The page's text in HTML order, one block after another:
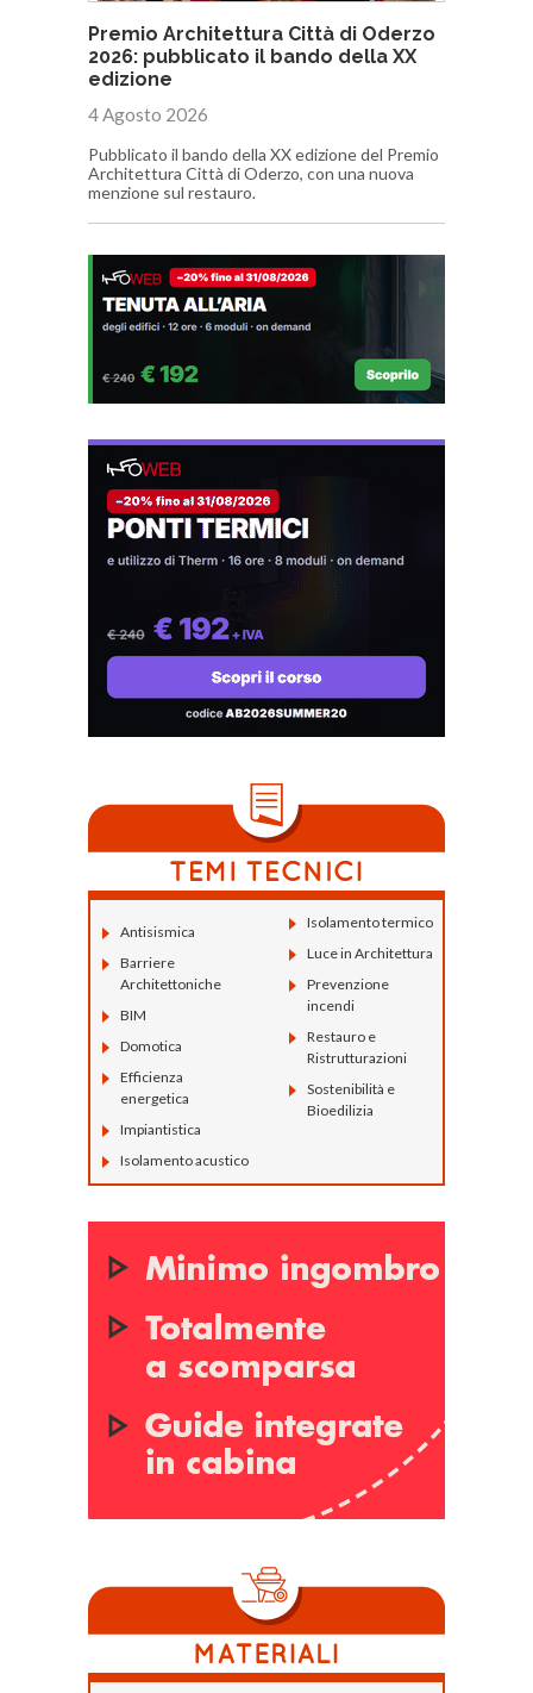
Premio Architettura Città di Oderzo
2026: pubblicato il bando della XX
edizione
4 Agosto 2026
Pubblicato il bando della XX edizione del Premio
Architettura Città di Oderzo, con una nuova
menzione sul restauro.
Antisismica
Barriere
Architettoniche
BIM
Domotica
Efficienza
energetica
Impiantistica
Isolamento acustico
Isolamento termico
Luce in Architettura
Prevenzione
incendi
Restauro e
Ristrutturazioni
Sostenibilità e
Bioedilizia